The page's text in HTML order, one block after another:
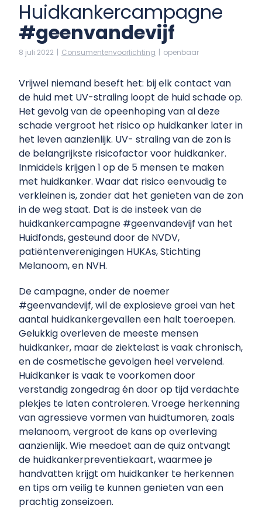
Huidkankercampagne
#geenvandevijf
8 juli 2022 | Consumenten­voorlichting | openbaar
Vrijwel niemand beseft het: bij elk contact van
de huid met UV-straling loopt de huid schade op.
Het gevolg van de opeenhoping van al deze
schade vergroot het risico op huidkanker later in
het leven aanzienlijk. UV- straling van de zon is
de belangrijkste risicofactor voor huidkanker.
Inmiddels krijgen 1 op de 5 mensen te maken
met huidkanker. Waar dat risico eenvoudig te
verkleinen is, zonder dat het genieten van de zon
in de weg staat. Dat is de insteek van de
huidkankercampagne #geenvandevijf van het
Huidfonds, gesteund door de NVDV,
patiëntenverenigingen HUKAs, Stichting
Melanoom, en NVH.
De campagne, onder de noemer
#geenvandevijf, wil de explosieve groei van het
aantal huidkankergevallen een halt toeroepen.
Gelukkig overleven de meeste mensen
huidkanker, maar de ziektelast is vaak chronisch,
en de cosmetische gevolgen heel vervelend.
Huidkanker is vaak te voorkomen door
verstandig zongedrag én door op tijd verdachte
plekjes te laten controleren. Vroege herkenning
van agressieve vormen van huidtumoren, zoals
melanoom, vergroot de kans op overleving
aanzienlijk. Wie meedoet aan de quiz ontvangt
de huidkankerpreventiekaart, waarmee je
handvatten krijgt om huidkanker te herkennen
en tips om veilig te kunnen genieten van een
prachtig zonseizoen.